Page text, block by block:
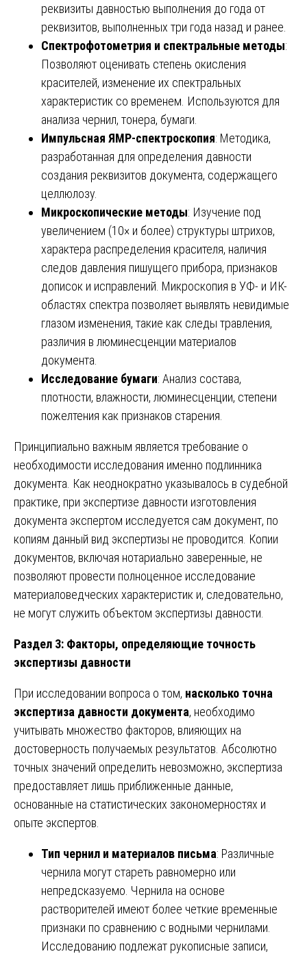
реквизиты давностью выполнения до года от
реквизитов, выполненных три года назад и ранее.
Спектрофотометрия и спектральные методы:
Позволяют оценивать степень окисления
красителей, изменение их спектральных
характеристик со временем. Используются для
анализа чернил, тонера, бумаги.
Импульсная ЯМР-спектроскопия: Методика,
разработанная для определения давности
создания реквизитов документа, содержащего
целлюлозу.
Микроскопические методы: Изучение под
увеличением (10× и более) структуры штрихов,
характера распределения красителя, наличия
следов давления пишущего прибора, признаков
дописок и исправлений. Микроскопия в УФ- и ИК-
областях спектра позволяет выявлять невидимые
глазом изменения, такие как следы травления,
различия в люминесценции материалов
документа.
Исследование бумаги: Анализ состава,
плотности, влажности, люминесценции, степени
пожелтения как признаков старения.
Принципиально важным является требование о
необходимости исследования именно подлинника
документа. Как неоднократно указывалось в судебной
практике, при экспертизе давности изготовления
документа экспертом исследуется сам документ, по
копиям данный вид экспертизы не проводится. Копии
документов, включая нотариально заверенные, не
позволяют провести полноценное исследование
материаловедческих характеристик и, следовательно,
не могут служить объектом экспертизы давности.
Раздел 3: Факторы, определяющие точность
экспертизы давности
При исследовании вопроса о том, насколько точна
экспертиза давности документа, необходимо
учитывать множество факторов, влияющих на
достоверность получаемых результатов. Абсолютно
точных значений определить невозможно, экспертиза
предоставляет лишь приближенные данные,
основанные на статистических закономерностях и
опыте экспертов.
Тип чернил и материалов письма: Различные
чернила могут стареть равномерно или
непредсказуемо. Чернила на основе
растворителей имеют более четкие временные
признаки по сравнению с водными чернилами.
Исследованию подлежат рукописные записи,